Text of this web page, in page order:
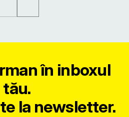
în inboxul
tău.
la newsletter.